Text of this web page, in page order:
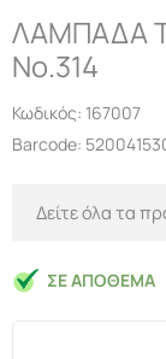
ΛΑΜΠΑΔΑ
Νο.314
Κωδικός: 167007
Barcode:
Δείτε όλα τα
ΣΕ ΑΠΌΘΕΜΑ